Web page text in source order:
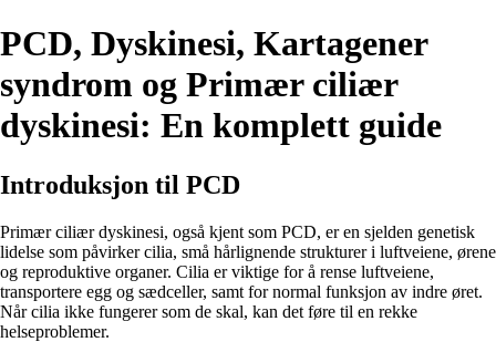
PCD, Dyskinesi, Kartagener
syndrom og Primær ciliær
dyskinesi: En komplett guide
Introduksjon til PCD
Primær ciliær dyskinesi, også kjent som PCD, er en sjelden genetisk
lidelse som påvirker cilia, små hårlignende strukturer i luftveiene, ørene
og reproduktive organer. Cilia er viktige for å rense luftveiene,
transportere egg og sædceller, samt for normal funksjon av indre øret.
Når cilia ikke fungerer som de skal, kan det føre til en rekke
helseproblemer.